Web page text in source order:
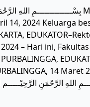
14, 2024 Keluarga
– Hari ini,
14 Maret